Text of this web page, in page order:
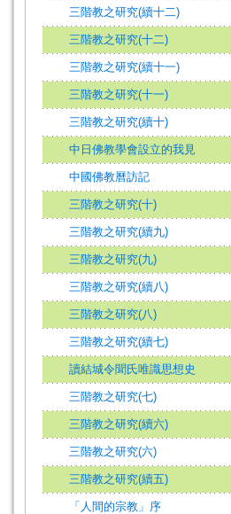
三階教之研究(續十二)
三階教之研究(十二)
三階教之研究(續十一)
三階教之研究(十一)
三階教之研究(續十)
中日佛教學會設立的我見
中國佛教曆訪記
三階教之研究(十)
三階教之研究(續九)
三階教之研究(九)
三階教之研究(續八)
三階教之研究(八)
三階教之研究(續七)
讀結城令聞氏唯識思想史
三階教之研究(七)
三階教之研究(續六)
三階教之研究(六)
三階教之研究(續五)
「人間的宗教」序